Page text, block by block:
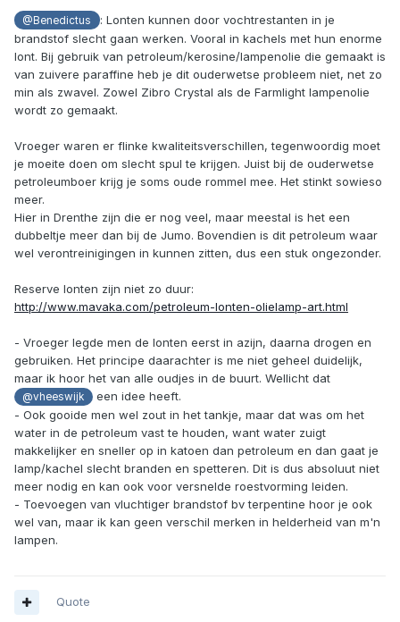
@Benedictus
: Lonten kunnen door vochtrestanten in je
brandstof slecht gaan werken. Vooral in kachels met hun enorme
lont. Bij gebruik van petroleum/kerosine/lampenolie die gemaakt is
van zuivere paraffine heb je dit ouderwetse probleem niet, net zo
min als zwavel. Zowel Zibro Crystal als de Farmlight lampenolie
wordt zo gemaakt.
Vroeger waren er flinke kwaliteitsverschillen, tegenwoordig moet
je moeite doen om slecht spul te krijgen. Juist bij de ouderwetse
petroleumboer krijg je soms oude rommel mee. Het stinkt sowieso
meer.
Hier in Drenthe zijn die er nog veel, maar meestal is het een
dubbeltje meer dan bij de Jumo. Bovendien is dit petroleum waar
wel verontreinigingen in kunnen zitten, dus een stuk ongezonder.
Reserve lonten zijn niet zo duur:
http://www.mavaka.com/petroleum-lonten-olielamp-art.html
- Vroeger legde men de lonten eerst in azijn, daarna drogen en
gebruiken. Het principe daarachter is me niet geheel duidelijk,
maar ik hoor het van alle oudjes in de buurt. Wellicht dat
@vheeswijk
een idee heeft.
- Ook gooide men wel zout in het tankje, maar dat was om het
water in de petroleum vast te houden, want water zuigt
makkelijker en sneller op in katoen dan petroleum en dan gaat je
lamp/kachel slecht branden en spetteren. Dit is dus absoluut niet
meer nodig en kan ook voor versnelde roestvorming leiden.
- Toevoegen van vluchtiger brandstof bv terpentine hoor je ook
wel van, maar ik kan geen verschil merken in helderheid van m'n
lampen.
Quote